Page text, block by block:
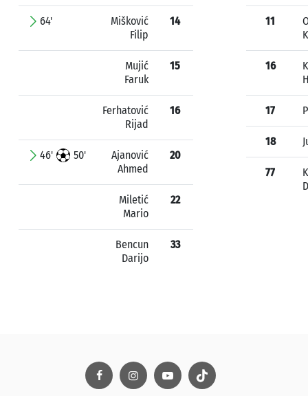
64'
Mišković
Filip
14
Mujić
Faruk
15
Ferhatović
Rijad
16
46' 50'
Ajanović
Ahmed
20
Miletić
Mario
22
Bencun
Darijo
33
11
16
17
18
77